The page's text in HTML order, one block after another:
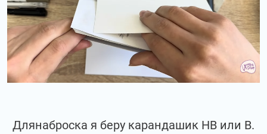
Длянаброска я беру карандашик НВ или В.